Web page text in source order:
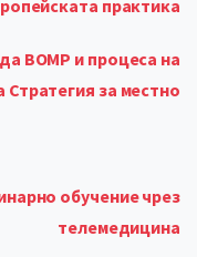
практика
ВОМР и процеса на
Стратегия за местно
обучение чрез
телемедицина